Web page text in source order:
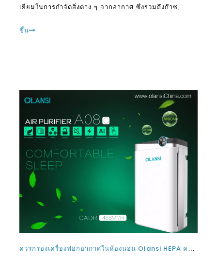
เยี่ยมในการกำจัดสิ่งต่าง ๆ จากอากาศ ซึ่งรวมถึงก๊าซ,
สารปนเปื้อน, สารก่อภูมิแพ้, มลพิษและฝุ่นละออง มีฮา
ขึ้น